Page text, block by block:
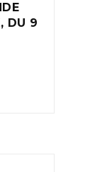
DU 9